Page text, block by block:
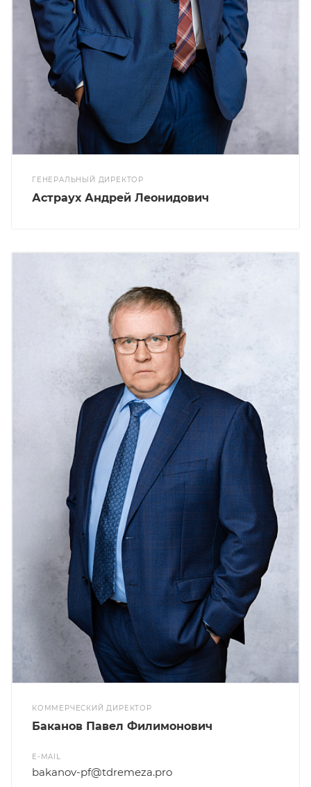
ГЕНЕРАЛЬНЫЙ ДИРЕКТОР
Астраух Андрей Леонидович
КОММЕРЧЕСКИЙ ДИРЕКТОР
Баканов Павел Филимонович
E-MAIL
bakanov-pf@tdremeza.pro